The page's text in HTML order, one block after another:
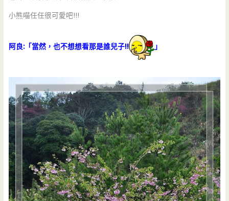
小熊喵任任很可愛吧!!!
阿良:「當然，也不想想看那是誰兒子!! 」